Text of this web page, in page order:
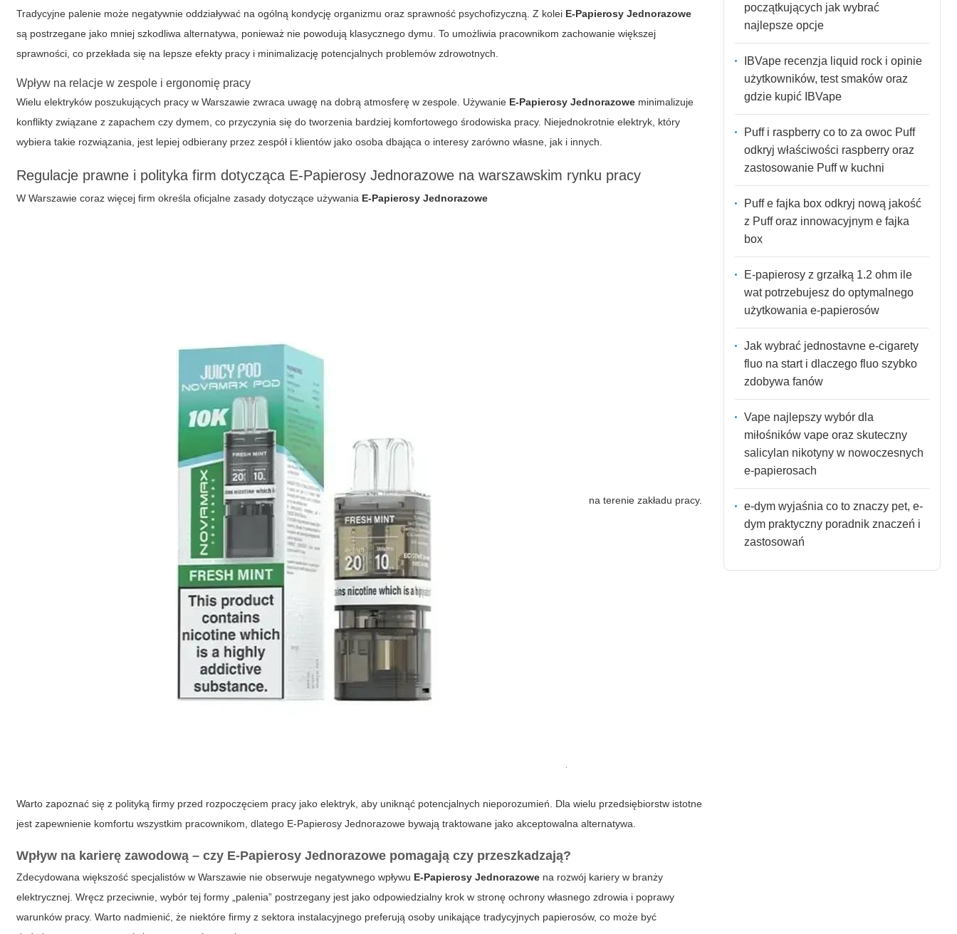
Tradycyjne palenie może negatywnie oddziaływać na ogólną kondycję organizmu oraz sprawność psychofizyczną. Z kolei E-Papierosy Jednorazowe
są postrzegane jako mniej szkodliwa alternatywa, ponieważ nie powodują klasycznego dymu. To umożliwia pracownikom zachowanie większej
sprawności, co przekłada się na lepsze efekty pracy i minimalizację potencjalnych problemów zdrowotnych.
Wpływ na relacje w zespole i ergonomię pracy
Wielu elektryków poszukujących pracy w Warszawie zwraca uwagę na dobrą atmosferę w zespole. Używanie E-Papierosy Jednorazowe minimalizuje
konflikty związane z zapachem czy dymem, co przyczynia się do tworzenia bardziej komfortowego środowiska pracy. Niejednokrotnie elektryk, który
wybiera takie rozwiązania, jest lepiej odbierany przez zespół i klientów jako osoba dbająca o interesy zarówno własne, jak i innych.
Regulacje prawne i polityka firm dotycząca E-Papierosy Jednorazowe na warszawskim rynku pracy
W Warszawie coraz więcej firm określa oficjalne zasady dotyczące używania E-Papierosy Jednorazowe
na terenie zakładu pracy.
Warto zapoznać się z polityką firmy przed rozpoczęciem pracy jako elektryk, aby uniknąć potencjalnych nieporozumień. Dla wielu przedsiębiorstw istotne
jest zapewnienie komfortu wszystkim pracownikom, dlatego E-Papierosy Jednorazowe bywają traktowane jako akceptowalna alternatywa.
Wpływ na karierę zawodową – czy E-Papierosy Jednorazowe pomagają czy przeszkadzają?
Zdecydowana większość specjalistów w Warszawie nie obserwuje negatywnego wpływu E-Papierosy Jednorazowe na rozwój kariery w branży
elektrycznej. Wręcz przeciwnie, wybór tej formy „palenia” postrzegany jest jako odpowiedzialny krok w stronę ochrony własnego zdrowia i poprawy
warunków pracy. Warto nadmienić, że niektóre firmy z sektora instalacyjnego preferują osoby unikające tradycyjnych papierosów, co może być
początkujących jak wybrać
najlepsze opcje
IBVape recenzja liquid rock i opinie
użytkowników, test smaków oraz
gdzie kupić IBVape
Puff i raspberry co to za owoc Puff
odkryj właściwości raspberry oraz
zastosowanie Puff w kuchni
Puff e fajka box odkryj nową jakość
z Puff oraz innowacyjnym e fajka
box
E-papierosy z grzałką 1.2 ohm ile
wat potrzebujesz do optymalnego
użytkowania e-papierosów
Jak wybrać jednostavne e-cigarety
fluo na start i dlaczego fluo szybko
zdobywa fanów
Vape najlepszy wybór dla
miłośników vape oraz skuteczny
salicylan nikotyny w nowoczesnych
e-papierosach
e-dym wyjaśnia co to znaczy pet, e-
dym praktyczny poradnik znaczeń i
zastosowań